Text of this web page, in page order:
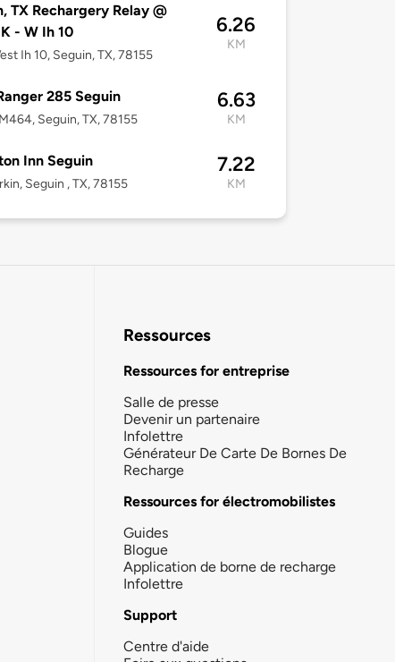
TX Rechargery Relay @
- W Ih 10
Ih 10, Seguin, TX, 78155
6.26
KM
285 Seguin
Seguin, TX, 78155
6.63
KM
Inn Seguin
Seguin , TX, 78155
7.22
KM
Ressources
Ressources for entreprise
Salle de presse
Devenir un partenaire
Infolettre
Générateur De Carte De Bornes De
Recharge
Ressources for électromobilistes
Guides
Blogue
Application de borne de recharge
Infolettre
Support
Centre d'aide